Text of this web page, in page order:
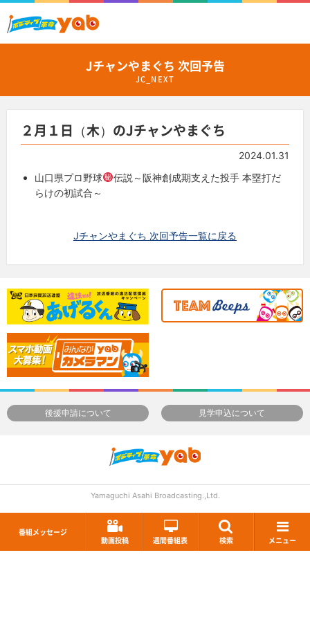
番組メッセージ
動画投稿
週間番組表 検索 メニュー
Jチャンやまぐち 次回予告
JC_NEXT
２月１日（木）のJチャンやまぐち
2024.01.31
山口県プロ野球
伝説～阪神創成期支えた投手 本塁打だ
らけの初試合～
Jチャンやまぐち 次回予告一覧に戻る
後援申請について 見学申込について
Yamaguchi Asahi Broadcasting.,Ltd.